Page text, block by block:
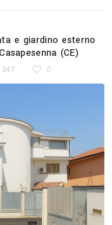
e giardino esterno
(CE)
347 0